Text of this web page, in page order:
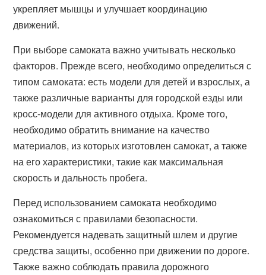
укрепляет мышцы и улучшает координацию
движений.
При выборе самоката важно учитывать несколько
факторов. Прежде всего, необходимо определиться с
типом самоката: есть модели для детей и взрослых, а
также различные варианты для городской езды или
кросс-модели для активного отдыха. Кроме того,
необходимо обратить внимание на качество
материалов, из которых изготовлен самокат, а также
на его характеристики, такие как максимальная
скорость и дальность пробега.
Перед использованием самоката необходимо
ознакомиться с правилами безопасности.
Рекомендуется надевать защитный шлем и другие
средства защиты, особенно при движении по дороге.
Также важно соблюдать правила дорожного